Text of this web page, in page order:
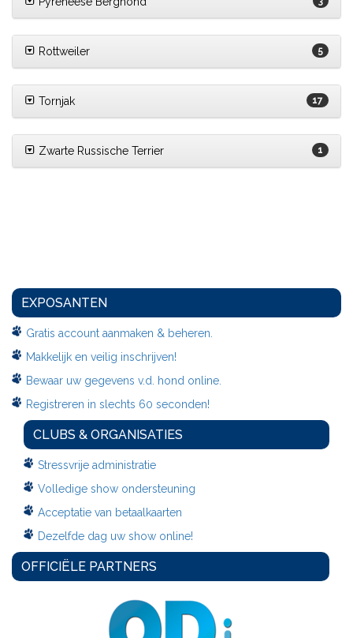
Rottweiler 5
Tornjak 17
Zwarte Russische Terrier 1
EXPOSANTEN
Gratis account aanmaken & beheren.
Makkelijk en veilig inschrijven!
Bewaar uw gegevens v.d. hond online.
Registreren in slechts 60 seconden!
CLUBS & ORGANISATIES
Stressvrije administratie
Volledige show ondersteuning
Acceptatie van betaalkaarten
Dezelfde dag uw show online!
OFFICIËLE PARTNERS